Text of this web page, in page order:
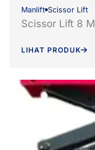
Manlift Scissor Lift
Scissor Lift 8
LIHAT PRODUK